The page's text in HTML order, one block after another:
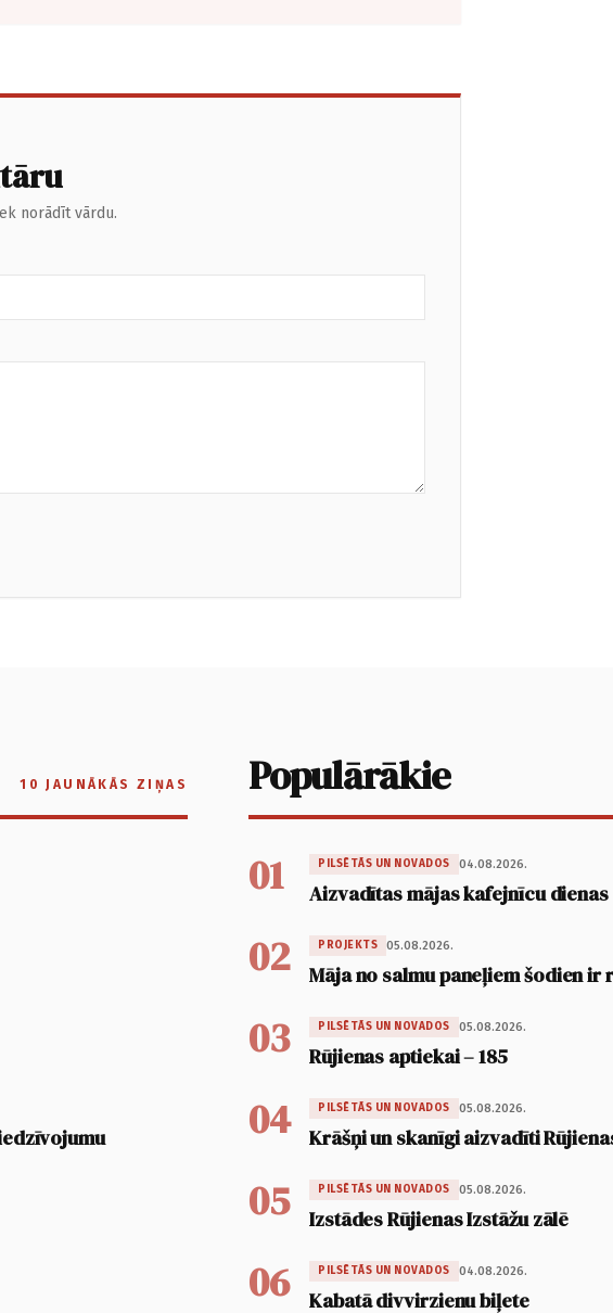
norādīt vārdu.
10 JAUNĀKĀS ZIŅAS Populārākie
01 PILSĒTĀS UN NOVADOS 04.08.2026.
Aizvadītas mājas kafejnīcu dienas
02 PROJEKTS 05.08.2026.
Māja no salmu paneļiem šodien ir
03 PILSĒTĀS UN NOVADOS 05.08.2026.
Rūjienas aptiekai – 185
04 PILSĒTĀS UN NOVADOS 05.08.2026.
Krāšņi un skanīgi aizvadīti
05 PILSĒTĀS UN NOVADOS 05.08.2026.
Izstādes Rūjienas Izstāžu zālē
06 PILSĒTĀS UN NOVADOS 04.08.2026.
Kabatā divvirzienu biļete